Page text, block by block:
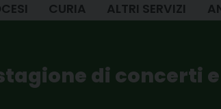
CURIA ALTRI SERVIZI
di concerti